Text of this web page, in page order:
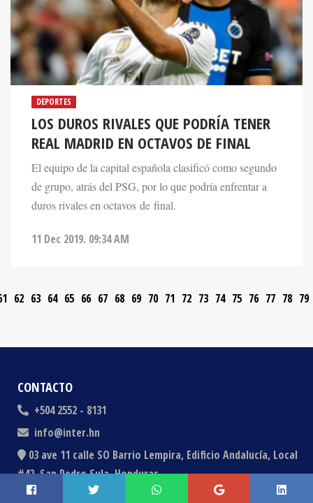
DEPORTES
LOS DUROS RIVALES QUE PODRÍA TENER
REAL MADRID EN OCTAVOS DE FINAL
El equipo de la capital española clasificó como segundo
de grupo, atrás del PSG, por lo que podría enfrentar a
duros rivales en octavos de final.
11 Dec 2019. 09:34 AM
62 63 64 65 66 67 68 69 70 71 72 73 74 75 76 77 78 79
CONTACTO
+504 2552 - 8131
info@inter.hn
03 ave 11 calle SO Barrio Lempira, Edificio Andalucía, Local
#42, San Pedro Sula, Honduras